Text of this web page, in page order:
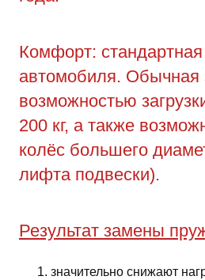
Комфорт:
автомобиля. Обычная
возможностью
200 кг, а также
колёс большего
лифта подвески).
Результат замены
значительно снижают